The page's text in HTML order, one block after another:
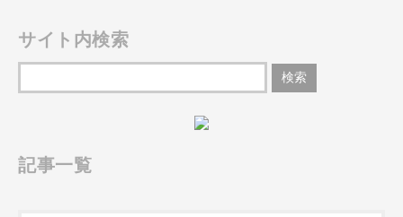
サイト内検索
記事一覧